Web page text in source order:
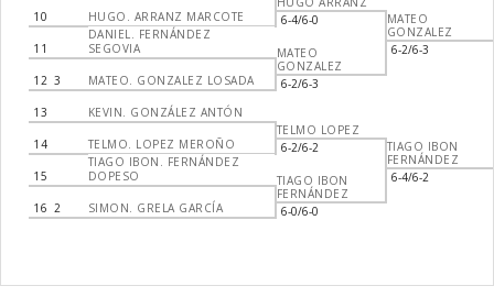
10 HUGO. ARRANZ MARCOTE
11
DANIEL. FERNÁNDEZ
SEGOVIA
12 3 MATEO. GONZALEZ LOSADA
13 KEVIN. GONZÁLEZ ANTÓN
14 TELMO. LOPEZ MEROÑO
15
TIAGO IBON. FERNÁNDEZ
DOPESO
16 2 SIMON. GRELA GARCÍA
6-4/6-0
MATEO
GONZALEZ
6-2/6-3
TELMO LOPEZ
6-2/6-2
TIAGO IBON
FERNÁNDEZ
6-0/6-0
MATEO
GONZALEZ
6-2/6-3
TIAGO IBON
FERNÁNDEZ
6-4/6-2